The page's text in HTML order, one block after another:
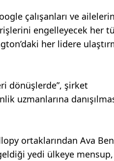
çalışanları ve
engelleyecek her
her lidere
dönüşlerde”, şirket
uzmanlarına
ortaklarından Ava
yedi ülkeye